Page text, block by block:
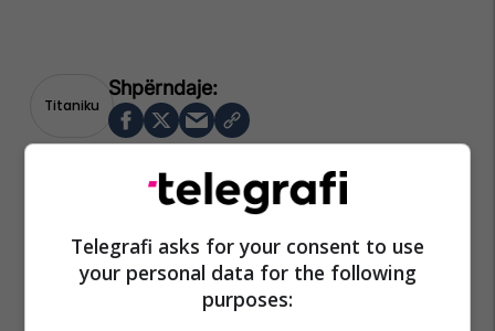
Titaniku
Telegrafi asks for your consent to use
your personal data for the following
purposes: